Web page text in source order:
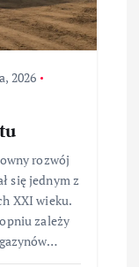
2026
rozwój
się jednym z
XXI wieku.
zależy